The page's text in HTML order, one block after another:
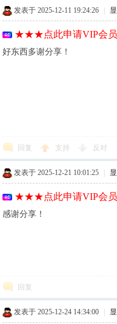
发表于 2025-12-11 19:24:26
★★★点此申请VIP会员
好东西多谢分享！
回复 支持 反对
发表于 2025-12-21 10:01:25
★★★点此申请VIP会员
感谢分享！
回复
发表于 2025-12-24 14:34:00